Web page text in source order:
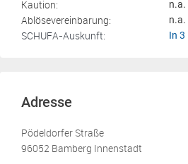
Kaution: n.a.
Ablösevereinbarung: n.a.
SCHUFA-Auskunft: In 3
Adresse
Pödeldorfer Straße
96052 Bamberg Innenstadt